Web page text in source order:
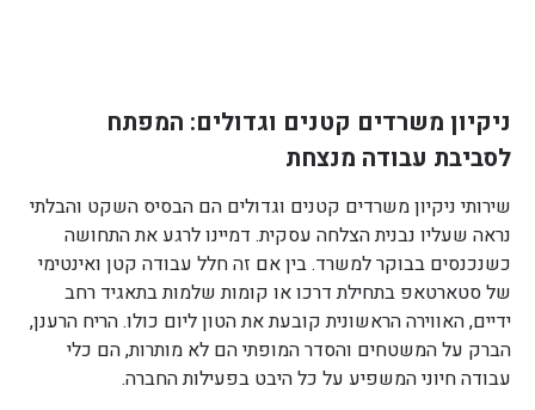
ניקיון משרדים קטנים וגדולים: המפתח
לסביבת עבודה מנצחת
שירותי ניקיון משרדים קטנים וגדולים הם הבסיס השקט והבלתי
נראה שעליו נבנית הצלחה עסקית. דמיינו לרגע את התחושה
כשנכנסים בבוקר למשרד. בין אם זה חלל עבודה קטן ואינטימי
של סטארטאפ בתחילת דרכו או קומות שלמות בתאגיד רחב
ידיים, האווירה הראשונית קובעת את הטון ליום כולו. הריח הרענן,
הברק על המשטחים והסדר המופתי הם לא מותרות, הם כלי
עבודה חיוני המשפיע על כל היבט בפעילות החברה.